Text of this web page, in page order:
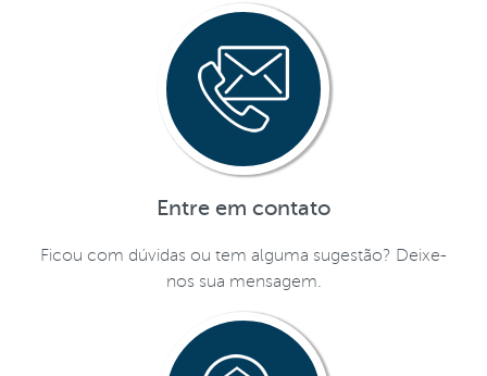
Entre em contato
Ficou com dúvidas ou tem alguma sugestão? Deixe-
nos sua mensagem.